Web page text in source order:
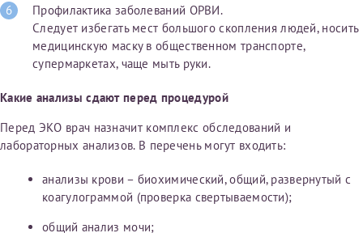
Профилактика заболеваний ОРВИ.
Следует избегать мест большого скопления людей, носить
медицинскую маску в общественном транспорте,
супермаркетах, чаще мыть руки.
Какие анализы сдают перед процедурой
Перед ЭКО врач назначит комплекс обследований и
лабораторных анализов. В перечень могут входить:
анализы крови – биохимический, общий, развернутый с
коагулограммой (проверка свертываемости);
общий анализ мочи;